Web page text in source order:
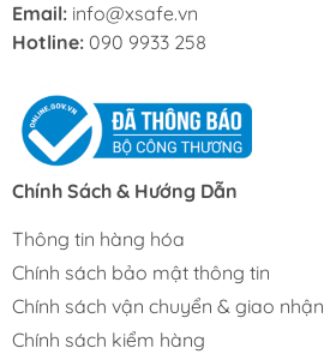
Email: info@xsafe.vn
Hotline: 090 9933 258
Chính Sách & Hướng Dẫn
Thông tin hàng hóa
Chính sách bảo mật thông tin
Chính sách vận chuyển & giao nhận
Chính sách kiểm hàng